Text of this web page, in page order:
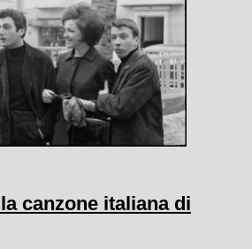
canzone italiana di